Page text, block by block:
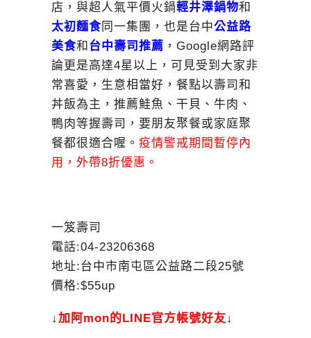
店，與超人氣平價火鍋輕井澤鍋物和
太初麵食 同一集團，也是台中公益路
美食和 台中壽司推薦 ，Google網路評
論更是高達4星以上，可見受到大家非
常喜愛，生意相當好，餐點以壽司和
丼飯為主，推薦鮭魚、干貝、牛肉、
鴨肉等握壽司，要朋友聚餐或家庭聚
餐都很適合喔。 疫情警戒期間暫停內
用，外帶8折優惠。
一笈壽司
電話:04-23206368
地址:台中市南屯區公益路二段25號
價格:$55up
↓加 阿mon的LINE官方帳號好友↓